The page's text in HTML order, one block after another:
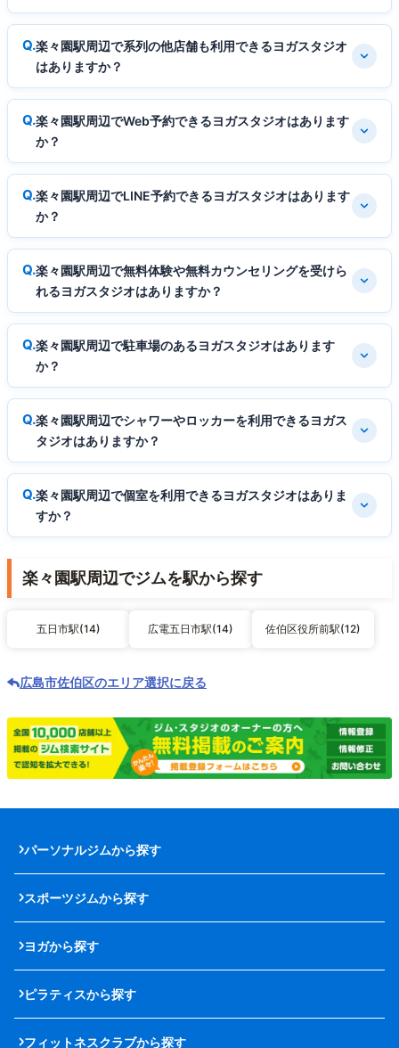
楽々園駅周辺で系列の他店舗も利用できるヨガスタジオ
はありますか？
楽々園駅周辺でWeb予約できるヨガスタジオはあります
か？
楽々園駅周辺でLINE予約できるヨガスタジオはあります
か？
楽々園駅周辺で無料体験や無料カウンセリングを受けら
れるヨガスタジオはありますか？
楽々園駅周辺で駐車場のあるヨガスタジオはあります
か？
楽々園駅周辺でシャワーやロッカーを利用できるヨガス
タジオはありますか？
楽々園駅周辺で個室を利用できるヨガスタジオはありま
すか？
楽々園駅周辺でジムを駅から探す
五日市駅(14) 広電五日市駅(14) 佐伯区役所前駅(12)
広島市佐伯区のエリア選択に戻る
パーソナルジムから探す
スポーツジムから探す
ヨガから探す
ピラティスから探す
フィットネスクラブから探す